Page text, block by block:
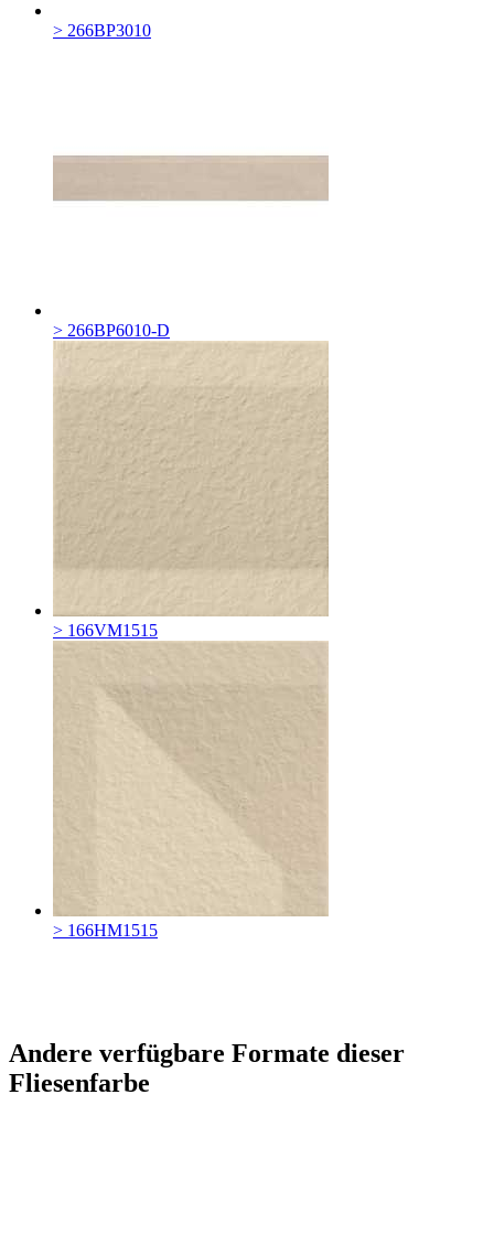
> 266BP3010
> 266BP6010-D
> 166VM1515
> 166HM1515
Andere verfügbare Formate dieser
Fliesenfarbe